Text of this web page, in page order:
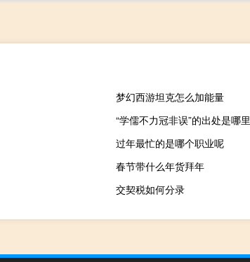
梦幻西游坦克怎么加能量
“学儒不力冠非误”的出处是哪里
过年最忙的是哪个职业呢
春节带什么年货拜年
交契税如何分录